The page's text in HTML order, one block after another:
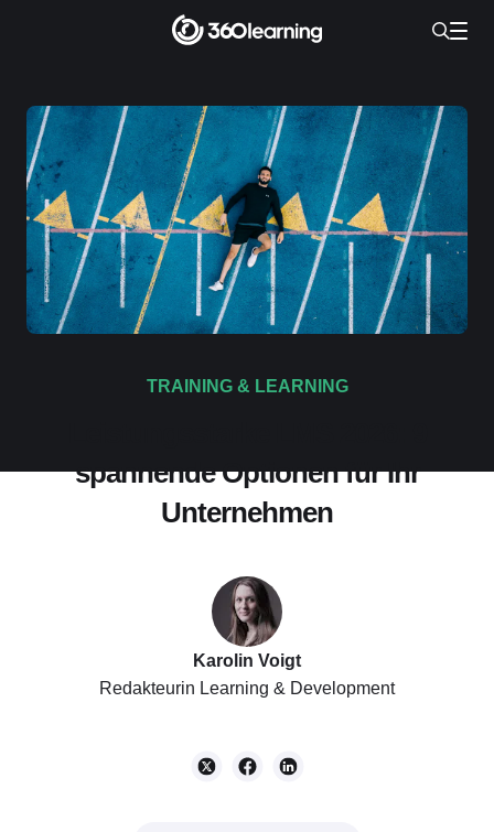
TRAINING & LEARNING
spannende Optionen für Ihr
Unternehmen
Karolin Voigt
Redakteurin Learning & Development